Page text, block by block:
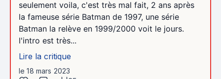
seulement voila, c'est très mal fait, 2 ans après
la fameuse série Batman de 1997, une série
Batman la relève en 1999/2000 voit le jours.
l'intro est très...
Lire la critique
le 18 mars 2023